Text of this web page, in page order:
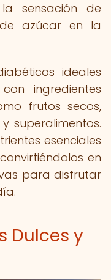
sensación de
azúcar en la
ideales
ingredientes
frutos secos,
superalimentos.
esenciales
en
para disfrutar
Dulces y